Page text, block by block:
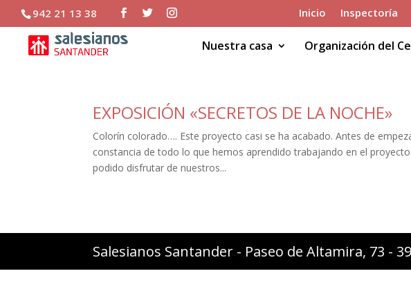
942 21 13 38 Inicio Inspectoría
Nuestra casa Organización del
EXPOSICIÓN «SECRETOS DE LA NOCHE»
Colorín colorado…. Este proyecto casi se ha acabado. Antes de
constancia de todo lo que hemos aprendido trabajando en el
podido disfrutar de nuestros...
Salesianos Santander - Paseo de Altamira, 73 -